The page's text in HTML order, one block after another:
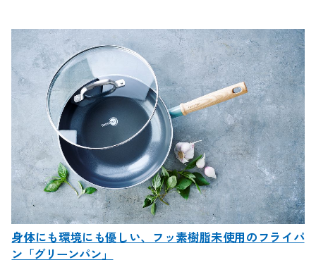
身体にも環境にも優しい、フッ素樹脂未使用のフライパ
ン「グリーンパン」